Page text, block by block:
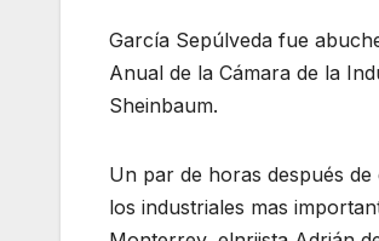
García Sepúlveda fue
Anual de la Cámara de la
Sheinbaum.
Un par de horas después
los industriales mas